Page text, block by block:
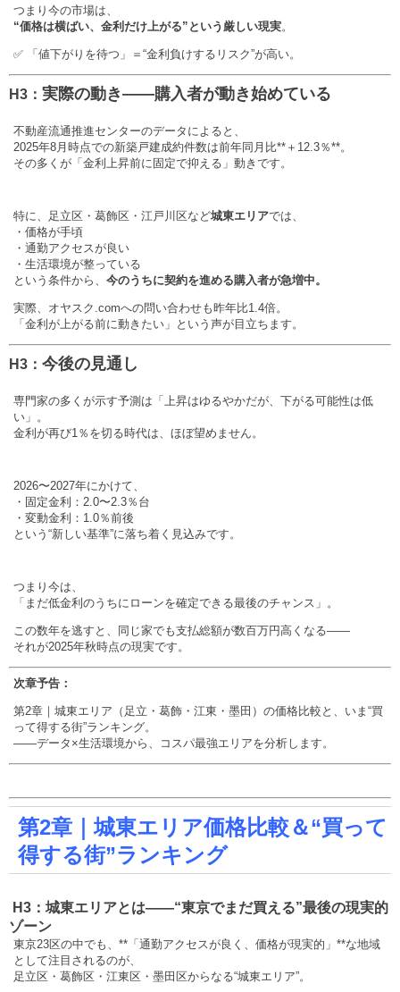
つまり今の市場は、
“価格は横ばい、金利だけ上がる”という厳しい現実。
✅ 「値下がりを待つ」＝“金利負けするリスク”が高い。
H3： 実際の動き——購入者が動き始めている
不動産流通推進センターのデータによると、
2025年8月時点での新築戸建成約件数は前年同月比**＋12.3％**。
その多くが「金利上昇前に固定で抑える」動きです。
特に、足立区・葛飾区・江戸川区など城東エリアでは、
・価格が手頃
・通勤アクセスが良い
・生活環境が整っている
という条件から、 今のうちに契約を進める購入者が急増中。
実際、オヤスク.comへの問い合わせも昨年比1.4倍。
「金利が上がる前に動きたい」という声が目立ちます。
H3： 今後の見通し
専門家の多くが示す予測は「上昇はゆるやかだが、下がる可能性は低
い」。
金利が再び1％を切る時代は、ほぼ望めません。
2026〜2027年にかけて、
・固定金利：2.0〜2.3％台
・変動金利：1.0％前後
という“新しい基準”に落ち着く見込みです。
つまり今は、
「まだ低金利のうちにローンを確定できる最後のチャンス」。
この数年を逃すと、同じ家でも支払総額が数百万円高くなる——
それが2025年秋時点の現実です。
次章予告：
第2章｜城東エリア（足立・葛飾・江東・墨田）の価格比較と、いま“買
って得する街”ランキング。
——データ×生活環境から、コスパ最強エリアを分析します。
第2章｜城東エリア価格比較＆“買って
得する街”ランキング
️ H3：城東エリアとは——“東京でまだ買える”最後の現実的
ゾーン
東京23区の中でも、**「通勤アクセスが良く、価格が現実的」**な地域
として注目されるのが、
足立区・葛飾区・江東区・墨田区からなる“城東エリア”。